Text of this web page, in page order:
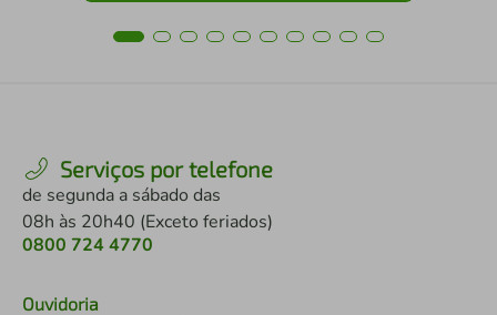
Serviços por telefone
de segunda a sábado das
08h às 20h40 (Exceto feriados)
0800 724 4770
Ouvidoria